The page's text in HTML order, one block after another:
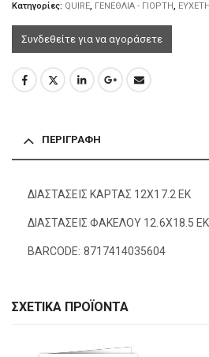
Κατηγορίες: QUIRE, ΓΕΝΕΘΛΙΑ - ΓΙΟΡΤΗ,
Συνδεθείτε για να αγοράσετε
ΠΕΡΙΓΡΑΦΉ
ΔΙΑΣΤΑΣΕΙΣ ΚΑΡΤΑΣ 12Χ17.2 ΕΚ
ΔΙΑΣΤΑΣΕΙΣ ΦΑΚΕΛΟΥ 12.6Χ18.5 ΕΚ.
BARCODE: 8717414035604
ΣΧΕΤΙΚΆ ΠΡΟΪΌΝΤΑ